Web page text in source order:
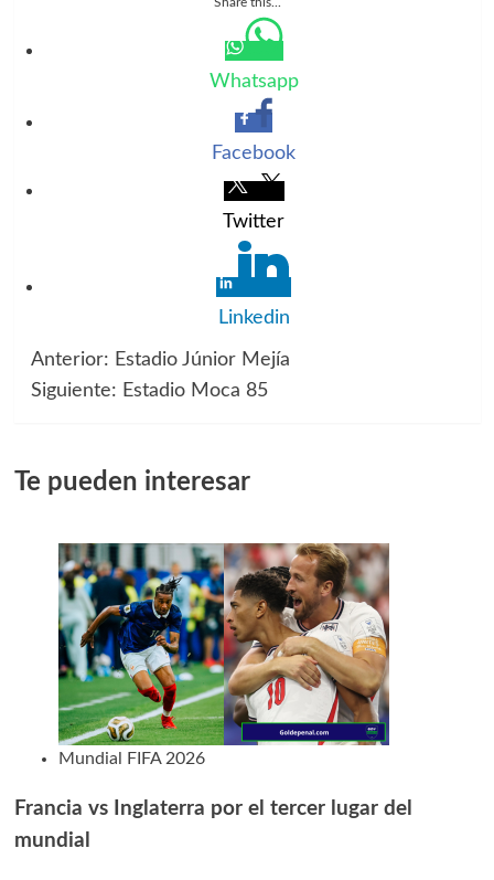
Whatsapp
Facebook
Twitter
Linkedin
Navegación
entradas
Anterior: Estadio Júnior Mejía
Siguiente: Estadio Moca 85
Te pueden interesar
Mundial FIFA 2026
Francia vs Inglaterra por el tercer lugar del
mundial